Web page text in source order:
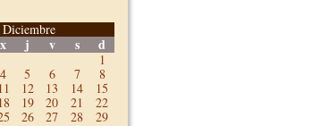
Diciembre
x j v s d
1
4 5 6 7
8
11 12 13 14
15
18 19 20 21
22
26 27 28
29